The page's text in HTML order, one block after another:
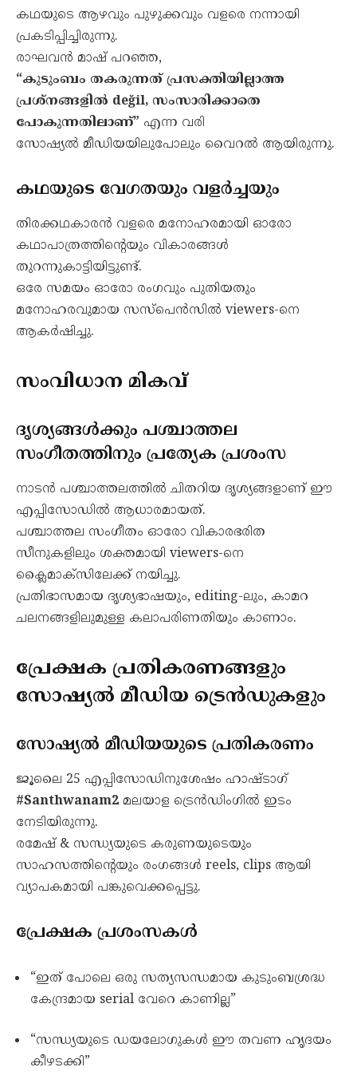
കഥയുടെ ആഴവും പുഴുക്കവും വളരെ നന്നായി
പ്രകടിപ്പിച്ചിരുന്നു.
രാഘവൻ മാഷ് പറഞ്ഞ,
“കുടുംബം തകരുന്നത് പ്രസക്തിയില്ലാത്ത
പ്രശ്നങ്ങളിൽ değil, സംസാരിക്കാതെ
പോകുന്നതിലാണ്” എന്ന വരി
സോഷ്യൽ മീഡിയയിലുപോലും വൈറൽ ആയിരുന്നു.
കഥയുടെ വേഗതയും വളർച്ചയും
തിരക്കഥകാരൻ വളരെ മനോഹരമായി ഓരോ
കഥാപാത്രത്തിന്റെയും വികാരങ്ങൾ
തുറന്നുകാട്ടിയിട്ടുണ്ട്.
ഒരേ സമയം ഓരോ രംഗവും പുതിയതും
മനോഹരവുമായ സസ്പെൻസിൽ viewers-നെ
ആകർഷിച്ചു.
സംവിധാന മികവ്
ദൃശ്യങ്ങൾക്കും പശ്ചാത്തല
സംഗീതത്തിനും പ്രത്യേക പ്രശംസ
നാടൻ പശ്ചാത്തലത്തിൽ ചിതറിയ ദൃശ്യങ്ങളാണ് ഈ
എപ്പിസോഡിൽ ആധാരമായത്.
പശ്ചാത്തല സംഗീതം ഓരോ വികാരഭരിത
സീനുകളിലും ശക്തമായി viewers-നെ
ക്ലൈമാക്സിലേക്ക് നയിച്ചു.
പ്രതിഭാസമായ ദൃശ്യഭാഷയും, editing-ലും, കാമറ
ചലനങ്ങളിലുമുള്ള കലാപരിണതിയും കാണാം.
പ്രേക്ഷക പ്രതികരണങ്ങളും
സോഷ്യൽ മീഡിയ ട്രെൻഡുകളും
സോഷ്യൽ മീഡിയയുടെ പ്രതികരണം
ജൂലൈ 25 എപ്പിസോഡിനുശേഷം ഹാഷ്ടാഗ്
#Santhwanam2 മലയാള ട്രെൻഡിംഗിൽ ഇടം
നേടിയിരുന്നു.
രമേഷ് & സന്ധ്യയുടെ കരുണയുടെയും
സാഹസത്തിന്റെയും രംഗങ്ങൾ reels, clips ആയി
വ്യാപകമായി പങ്കുവെക്കപ്പെട്ടു.
പ്രേക്ഷക പ്രശംസകൾ
“ഇത് പോലെ ഒരു സത്യസന്ധമായ കുടുംബശ്രദ്ധ
കേന്ദ്രമായ serial വേറെ കാണില്ല”
“സന്ധ്യയുടെ ഡയലോഗുകൾ ഈ തവണ ഹൃദയം
കീഴടക്കി”